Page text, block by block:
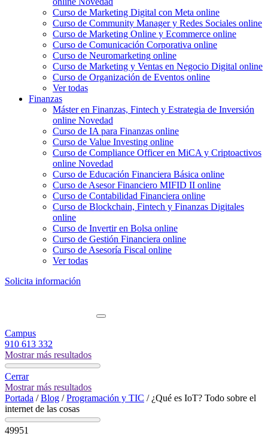
Curso de Marketing Digital con Meta online
Curso de Community Manager y Redes Sociales online
Curso de Marketing Online y Ecommerce online
Curso de Comunicación Corporativa online
Curso de Neuromarketing online
Curso de Marketing y Ventas en Negocio Digital online
Curso de Organización de Eventos online
Ver todas
Finanzas
Máster en Finanzas, Fintech y Estrategia de Inversión
online Novedad
Curso de IA para Finanzas online
Curso de Value Investing online
Curso de Compliance Officer en MiCA y Criptoactivos
online Novedad
Curso de Educación Financiera Básica online
Curso de Asesor Financiero MIFID II online
Curso de Contabilidad Financiera online
Curso de Blockchain, Fintech y Finanzas Digitales
online
Curso de Invertir en Bolsa online
Curso de Gestión Financiera online
Curso de Asesoría Fiscal online
Ver todas
Solicita información
Campus
910 613 332
Mostrar más resultados
Cerrar
Mostrar más resultados
Portada /Blog /Programación y TIC / ¿Qué es IoT? Todo sobre el
internet de las cosas
49951